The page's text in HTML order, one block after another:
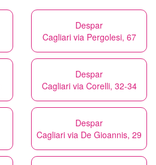
Despar
Cagliari via Pergolesi, 67
Despar
Cagliari via Corelli, 32-34
Despar
Cagliari via De Gioannis, 29